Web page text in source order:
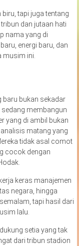
tapi juga tentang
dan jutaan hati
nama yang di
energi baru, dan
musim ini.
baru bukan sekadar
membangun
yang di ambil bukan
matang yang
tidak asal comot
cocok dengan
keras manajemen
negara, hingga
tapi hasil dari
lalu.
setia yang tak
dari tribun stadion